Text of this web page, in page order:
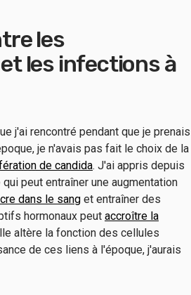
les
les infections à
j'ai rencontré pendant que je prenais
je n'avais pas fait le choix de la
de candida. J'ai appris depuis
peut entraîner une augmentation
dans le sang et entraîner des
hormonaux peut accroître la
altère la fonction des cellules
de ces liens à l'époque, j'aurais